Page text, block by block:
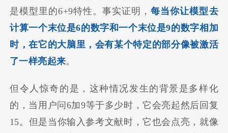
是模型里的6+9特性。事实证明，每当你让模型去
计算一个末位是6的数字和一个末位是9的数字相加
时，在它的大脑里，会有某个特定的部分像被激活
了一样亮起来。
但令人惊奇的是，这种情况发生的背景是多样化
的，当用户问6加9等于多少时，它会亮起然后回复
15。但是当你输入参考文献时，它也会点亮，就像